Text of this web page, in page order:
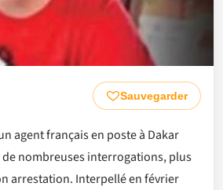
Sauvegarder
agent français en poste à Dakar
nombreuses interrogations, plus
arrestation. Interpellé en février